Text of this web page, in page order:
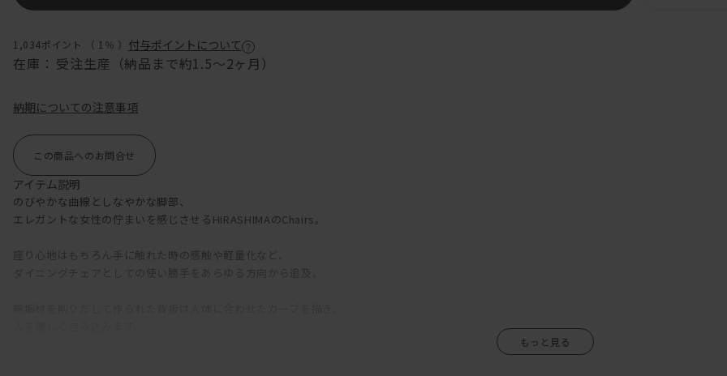
1,034ポイント （ 1％ ） 付与ポイントについて
在庫： 受注生産（納品まで約1.5～2ヶ月）
納期についての注意事項
この商品へのお問合せ
アイテム説明
のびやかな曲線としなやかな脚部、
エレガントな女性の佇まいを感じさせるHIRASHIMAのChairs。
座り心地はもちろん手に触れた時の感触や軽量化など、